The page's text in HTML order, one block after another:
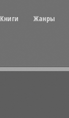
Книги Жанры